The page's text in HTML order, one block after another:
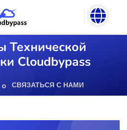
Технической
Cloudbypass
СВЯЗАТЬСЯ С НАМИ